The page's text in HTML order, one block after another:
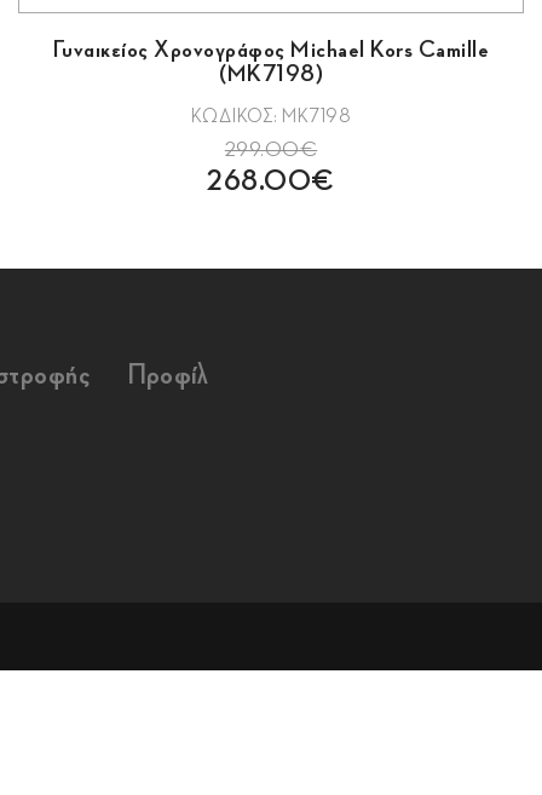
Γυναικείος Χρονογράφος Michael Kors Camille
(MK7198)
ΚΩΔΙΚΟΣ: MK7198
299.00€
268.00€
Προφίλ